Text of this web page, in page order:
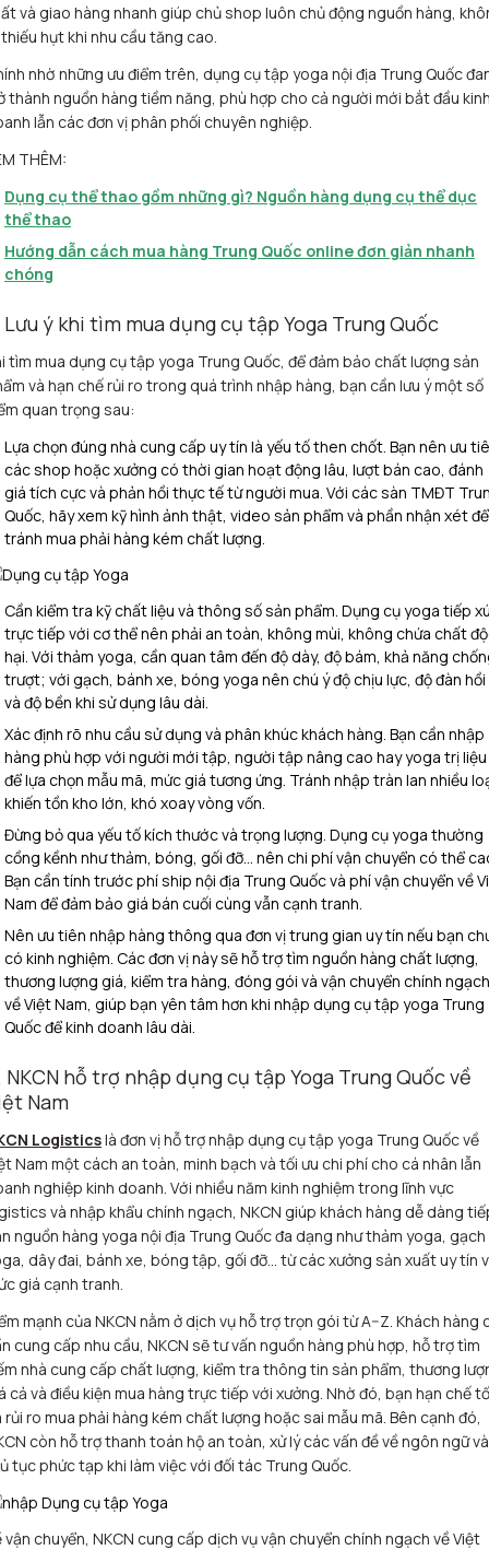
và giao hàng nhanh giúp chủ shop luôn chủ động nguồn hàng,
hụt khi nhu cầu tăng cao.
nhờ những ưu điểm trên, dụng cụ tập yoga nội địa Trung Quốc
thành nguồn hàng tiềm năng, phù hợp cho cả người mới bắt đầu
lẫn các đơn vị phân phối chuyên nghiệp.
THÊM:
Dụng cụ thể thao gồm những gì? Nguồn hàng dụng cụ thể dục
thể thao
Hướng dẫn cách mua hàng Trung Quốc online đơn giản nhanh
chóng
Lưu ý khi tìm mua dụng cụ tập Yoga Trung Quốc
tìm mua dụng cụ tập yoga Trung Quốc, để đảm bảo chất lượng sản
và hạn chế rủi ro trong quá trình nhập hàng, bạn cần lưu ý một số
quan trọng sau:
Lựa chọn đúng nhà cung cấp uy tín là yếu tố then chốt. Bạn nên ưu
các shop hoặc xưởng có thời gian hoạt động lâu, lượt bán cao, đánh
giá tích cực và phản hồi thực tế từ người mua. Với các sàn TMĐT
Quốc, hãy xem kỹ hình ảnh thật, video sản phẩm và phần nhận xét để
tránh mua phải hàng kém chất lượng.
Cần kiểm tra kỹ chất liệu và thông số sản phẩm. Dụng cụ yoga tiếp
trực tiếp với cơ thể nên phải an toàn, không mùi, không chứa chất
hại. Với thảm yoga, cần quan tâm đến độ dày, độ bám, khả năng
trượt; với gạch, bánh xe, bóng yoga nên chú ý độ chịu lực, độ đàn hồi
và độ bền khi sử dụng lâu dài.
Xác định rõ nhu cầu sử dụng và phân khúc khách hàng. Bạn cần nhập
hàng phù hợp với người mới tập, người tập nâng cao hay yoga trị liệu
để lựa chọn mẫu mã, mức giá tương ứng. Tránh nhập tràn lan nhiều
khiến tồn kho lớn, khó xoay vòng vốn.
Đừng bỏ qua yếu tố kích thước và trọng lượng. Dụng cụ yoga thường
cồng kềnh như thảm, bóng, gối đỡ… nên chi phí vận chuyển có thể
Bạn cần tính trước phí ship nội địa Trung Quốc và phí vận chuyển về
Nam để đảm bảo giá bán cuối cùng vẫn cạnh tranh.
Nên ưu tiên nhập hàng thông qua đơn vị trung gian uy tín nếu bạn
có kinh nghiệm. Các đơn vị này sẽ hỗ trợ tìm nguồn hàng chất lượng,
thương lượng giá, kiểm tra hàng, đóng gói và vận chuyển chính ngạch
về Việt Nam, giúp bạn yên tâm hơn khi nhập dụng cụ tập yoga Trung
Quốc để kinh doanh lâu dài.
NKCN hỗ trợ nhập dụng cụ tập Yoga Trung Quốc về
Nam
Logisticslà đơn vị hỗ trợ nhập dụng cụ tập yoga Trung Quốc về
Nam một cách an toàn, minh bạch và tối ưu chi phí cho cá nhân lẫn
nghiệp kinh doanh. Với nhiều năm kinh nghiệm trong lĩnh vực
và nhập khẩu chính ngạch, NKCN giúp khách hàng dễ dàng
nguồn hàng yoga nội địa Trung Quốc đa dạng như thảm yoga, gạch
dây đai, bánh xe, bóng tập, gối đỡ… từ các xưởng sản xuất uy tín
giá cạnh tranh.
mạnh của NKCN nằm ở dịch vụ hỗ trợ trọn gói từ A–Z. Khách hàng
cung cấp nhu cầu, NKCN sẽ tư vấn nguồn hàng phù hợp, hỗ trợ tìm
nhà cung cấp chất lượng, kiểm tra thông tin sản phẩm, thương
cả và điều kiện mua hàng trực tiếp với xưởng. Nhờ đó, bạn hạn chế
rủi ro mua phải hàng kém chất lượng hoặc sai mẫu mã. Bên cạnh đó,
còn hỗ trợ thanh toán hộ an toàn, xử lý các vấn đề về ngôn ngữ và
tục phức tạp khi làm việc với đối tác Trung Quốc.
vận chuyển, NKCN cung cấp dịch vụ vận chuyển chính ngạch về Việt